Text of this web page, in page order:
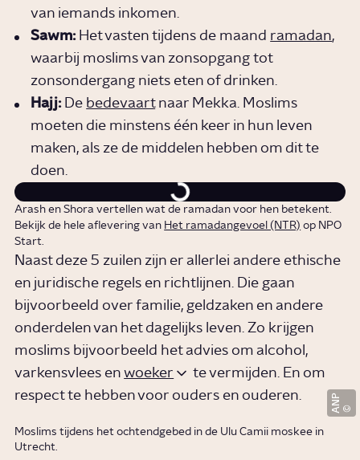
van iemands inkomen.
Sawm:Het vasten tijdens de maand ramadan,
waarbij moslims van zonsopgang tot
zonsondergang niets eten of drinken.
Hajj:De bedevaartnaar Mekka. Moslims
moeten die minstens één keer in hun leven
maken, als ze de middelen hebben om dit te
doen.
Arash en Shora vertellen wat de ramadan voor hen betekent.
Bekijk de hele aflevering van Het ramadangevoel (NTR) op NPO
Start.
Naast deze 5 zuilen zijn er allerlei andere ethische
en juridische regels en richtlijnen. Die gaan
bijvoorbeeld over familie, geldzaken en andere
onderdelen van het dagelijks leven. Zo krijgen
moslims bijvoorbeeld het advies om alcohol,
varkensvlees enwoeker
te vermijden. En om
respect te hebben voor ouders en ouderen.
ANP
Moslims tijdens het ochtendgebed in de Ulu Camii moskee in
Utrecht.